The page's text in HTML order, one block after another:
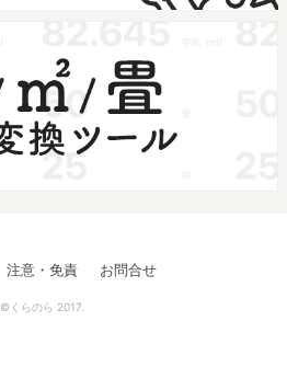
注意・免責 お問合せ
©くらのら 2017.